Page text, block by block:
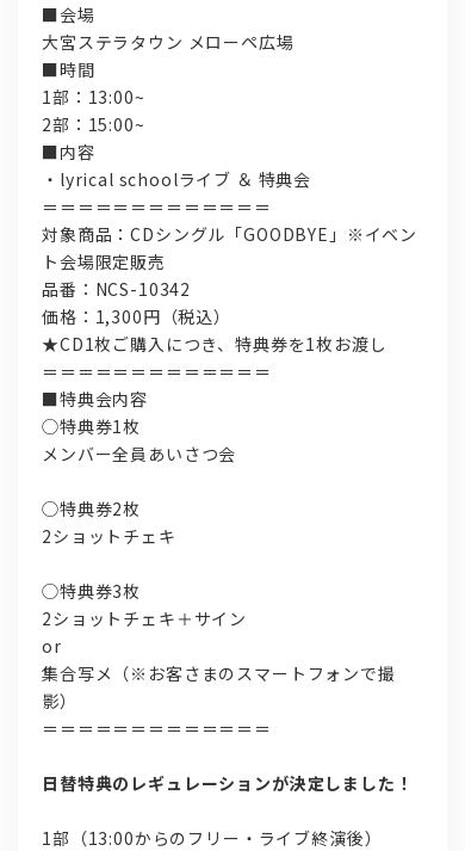
■会場
大宮ステラタウン メローペ広場
■時間
1部：13:00~
2部：15:00~
■内容
・lyrical schoolライブ ＆ 特典会
＝＝＝＝＝＝＝＝＝＝＝＝＝
対象商品：CDシングル「GOODBYE」※イベン
ト会場限定販売
品番：NCS-10342
価格：1,300円（税込）
★CD1枚ご購入につき、特典券を1枚お渡し
＝＝＝＝＝＝＝＝＝＝＝＝＝
■特典会内容
◯特典券1枚
メンバー全員あいさつ会
◯特典券2枚
2ショットチェキ
◯特典券3枚
2ショットチェキ＋サイン
or
集合写メ（※お客さまのスマートフォンで撮
影）
＝＝＝＝＝＝＝＝＝＝＝＝＝
日替特典のレギュレーションが決定しました！
1部（13:00からのフリー・ライブ終演後）